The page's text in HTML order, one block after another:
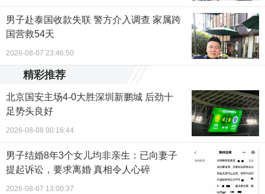
男子赴泰国收款失联 警方介入调查 家属跨
国营救54天
2026-08-07 23:46:50
精彩推荐
北京国安主场4-0大胜深圳新鹏城 后劲十
足势头良好
2026-08-08 00:16:44
男子结婚8年3个女儿均非亲生：已向妻子
提起诉讼，要求离婚 真相令人心碎
2026-08-07 13:00:37